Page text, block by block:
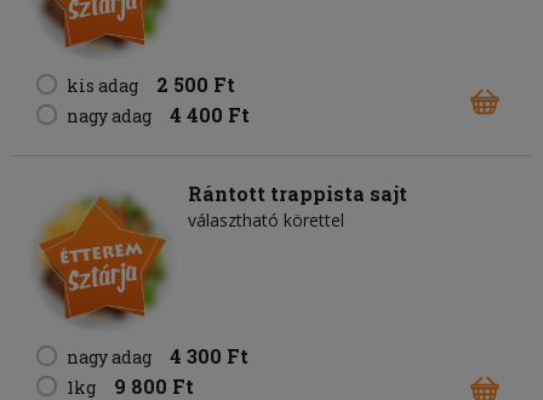
kis adag 2 500 Ft
nagy adag 4 400 Ft
Rántott trappista sajt
választható körettel
nagy adag 4 300 Ft
1kg 9 800 Ft